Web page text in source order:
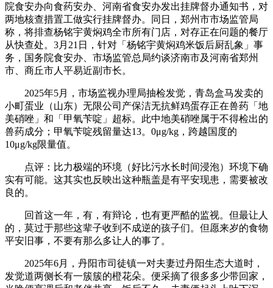
院食安办向食药安办、河南省食安办发出挂牌督办通知书，对
两地核查措置工做实行挂牌督办。同日，郑州市市场监管局
称，将排查杨铭宇黄焖鸡全市所有门店，对存正在问题的餐厅
从快查处。3月21日，针对「杨铭宇黄焖鸡米饭后厨乱象」事
务，国务院食安办、市场监管总局约谈济南市及河南省郑州
市、商丘市人平易近副市长。
2025年5月，市场监视办理局抽检发觉，青岛盒马发卖的
小町蛋业（山东）无限公司产保洁无抗鲜鸡蛋存正在兽药「地
美硝唑」和「甲氧苄啶」超标。此中地美硝唑属于不得检出的
兽药成分；甲氧苄啶残留量达13。0μg/kg，跨越国度的
10μg/kg限量值。
点评：比力极端的环境（好比污水长时间浸泡）环境下确
实有可能。这其实也反映出这种瓶盖是有平安现患，需要被改
良的。
回首这一年，有，有辩论，也有更严酷的监视。但最让人
的，莫过于那些这辈子收到不成逆的孩子们。但愿来岁的食物
平安旧事，不要有那么多让人的事了。
2025年6月，丹阳市司徒镇一对夫妻过丹阳生态大道时，
发觉道两侧长有一簇簇的橙花朵。便采摘了很多多少带回家，